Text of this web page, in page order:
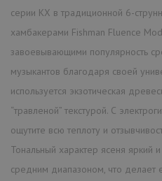
серии KX в традиционной 6-
хамбакерами Fishman Fluence
завоевывающими популярность
музыкантов благодаря своей
используется экзотическая
“травленой” текстурой. С
ощутите всю теплоту и
Тональный характер ясеня яркий
средним диапазоном, что делает